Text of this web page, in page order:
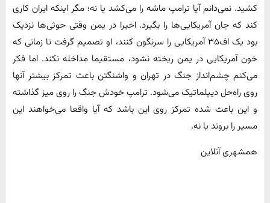
کشید. نمی‌دانم آیا ترامپ ماشه را می‌کشد یا نه؛ مگر اینکه ایران کاری
کند که جان آمریکایی‌ها را بگیرد. اخیرا در یمن وقتی حوثی‌ها نزدیک
بود یک اف۳۵ آمریکایی را سرنگون کنند، او تصمیم گرفت تا زمانی که
خون آمریکایی در یمن ریخته نشود، مستقیما مداخله نکند. اما فکر
می‌کنم چشم‌انداز جنگ در تهران و واشنگتن باعث تمرکز بیشتر آنها
روی راه‌حل دیپلماتیک می‌شود. ترامپ خودش جنگ را روی میز گذاشته
و این باعث شده تمرکز روی این باشد که آیا واقعا می‌خواهند این
مسیر را بروند یا نه.
همشهری آنلاین